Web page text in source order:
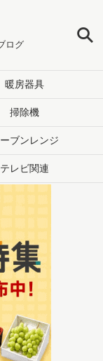
ログ
暖房器具
掃除機
ブンレンジ
テレビ関連